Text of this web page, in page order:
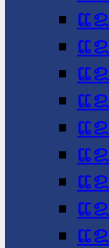
ແ
ແ
ແ
ແ
ແ
ແ
ແ
ແ
ແ